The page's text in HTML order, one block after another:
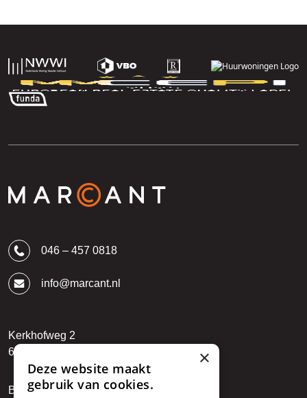
046 – 457 0818
info@marcant.nl
Kerkhofweg 2
6142 BR Einighausen
BTW: NL850794912B01
×
Deze website maakt
gebruik van cookies.